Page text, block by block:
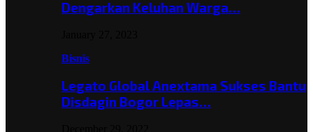
Dengarkan Keluhan Warga…
Bisnis
Legato Global Anextama Sukses Bantu
Disdagin Bogor Lepas…